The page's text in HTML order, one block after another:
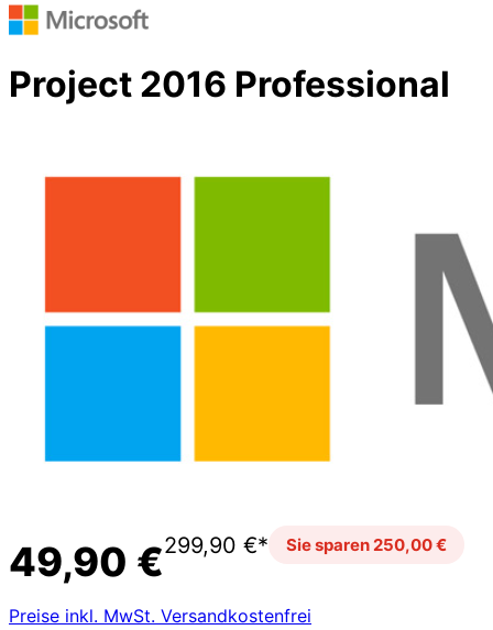
Project 2016 Professional
49,90 €299,90 €* Sie sparen 250,00 €
Preise inkl. MwSt. Versandkostenfrei